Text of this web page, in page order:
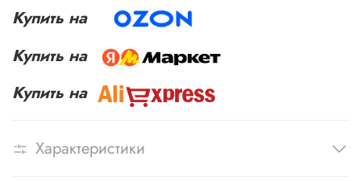
Купить на
Купить на
Купить на
Характеристики